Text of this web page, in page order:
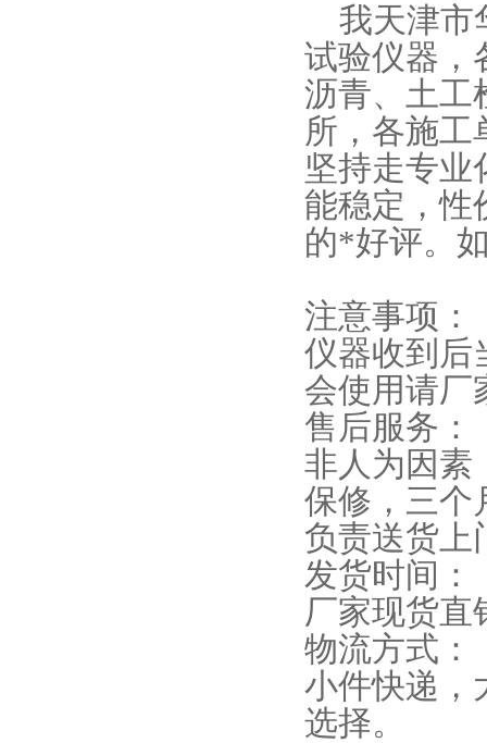
我天津市
试验仪器，
沥青、土工
所，各施工
坚持走专业
能稳定，性
的*好评。
注意事项：
仪器收到后
会使用请厂
售后服务：
非人为因素
保修，三个
负责送货上
发货时间：
厂家现货直
物流方式：
小件快递，
选择。